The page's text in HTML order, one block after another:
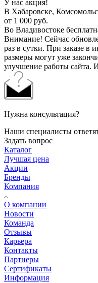
У нас акция!
В Хабаровске,
от 1 000 руб.
Во Владивостоке
Внимание! Сейчас
раз в сутки. При заказе в
размеры могут уже
улучшение работы сайта.
Нужна консультация?
Наши специалисты
Задать вопрос
Каталог
Лучшая цена
Акции
Бренды
Компания
О компании
Новости
Команда
Отзывы
Карьера
Контакты
Партнеры
Сертификаты
Информация